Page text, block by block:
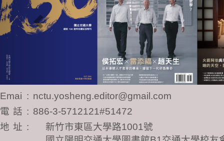
Email : nctu.yosheng.editor@gmail.com
電話 : 886-3-5712121#51472
地址 :
新竹市東區大學路1001號
國立陽明交通大學圖書館B1交通大學校友